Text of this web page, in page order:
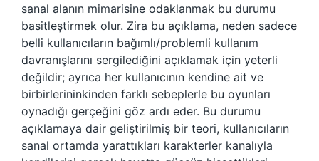
sanal alanın mimarisine odaklanmak bu durumu
basitleştirmek olur. Zira bu açıklama, neden sadece
belli kullanıcıların bağımlı/problemli kullanım
davranışlarını sergilediğini açıklamak için yeterli
değildir; ayrıca her kullanıcının kendine ait ve
birbirlerininkinden farklı sebeplerle bu oyunları
oynadığı gerçeğini göz ardı eder. Bu durumu
açıklamaya dair geliştirilmiş bir teori, kullanıcıların
sanal ortamda yarattıkları karakterler kanalıyla